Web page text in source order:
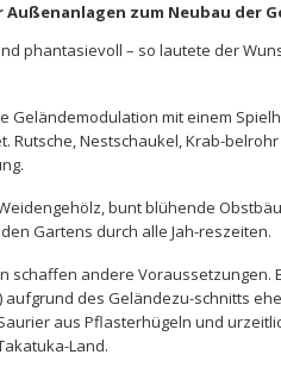
Außenanlagen zum Neubau der
phantasievoll – so lautete der
Geländemodulation mit einem
Rutsche, Nestschaukel, Krab-
bunt blühende
Gartens durch alle Jah-reszeiten.
schaffen andere
des Geländezu-schnitts
aus Pflasterhügeln und
Land.